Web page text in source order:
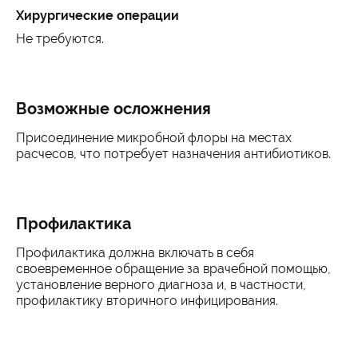
Хирургические операции
Не требуются.
Возможные осложнения
Присоединение микробной флоры на местах
расчесов, что потребует назначения антибиотиков.
Профилактика
Профилактика должна включать в себя
своевременное обращение за врачебной помощью,
установление верного диагноза и, в частности,
профилактику вторичного инфицирования.